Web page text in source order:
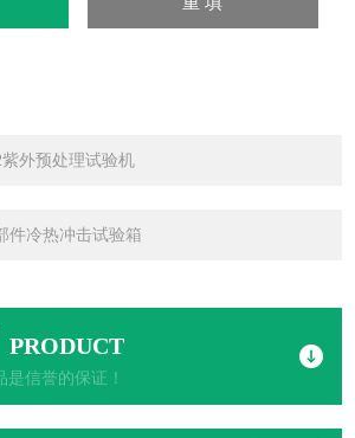
外预处理试验机
件冷热冲击试验箱
PRODUCT
信誉的保证！